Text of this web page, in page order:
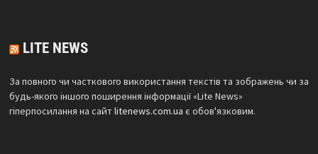
LITE NEWS
За повного чи часткового використання текстів та зображень чи за
будь-якого іншого поширення інформації «Lite News»
гіперпосилання на сайтlitenews.com.ua є обов'язковим.